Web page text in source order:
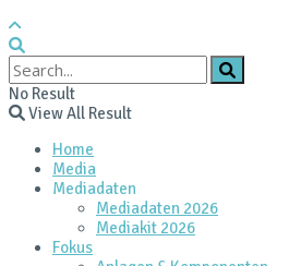
No Result
View All Result
Home
Media
Mediadaten
Mediadaten 2026
Mediakit 2026
Fokus